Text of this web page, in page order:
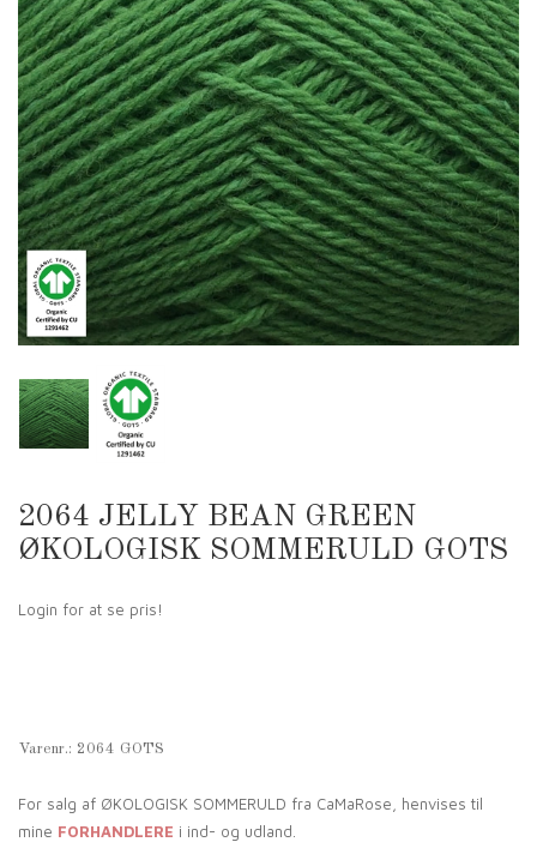
2064 JELLY BEAN GREEN
ØKOLOGISK SOMMERULD GOTS
Login for at se pris!
Varenr.: 2064 GOTS
For salg af ØKOLOGISK SOMMERULD fra CaMaRose, henvises til
mine FORHANDLERE i ind- og udland.